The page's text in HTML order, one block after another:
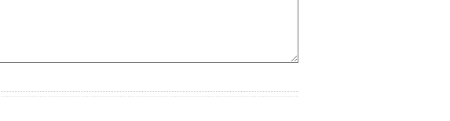
别拿“量子”当幌子